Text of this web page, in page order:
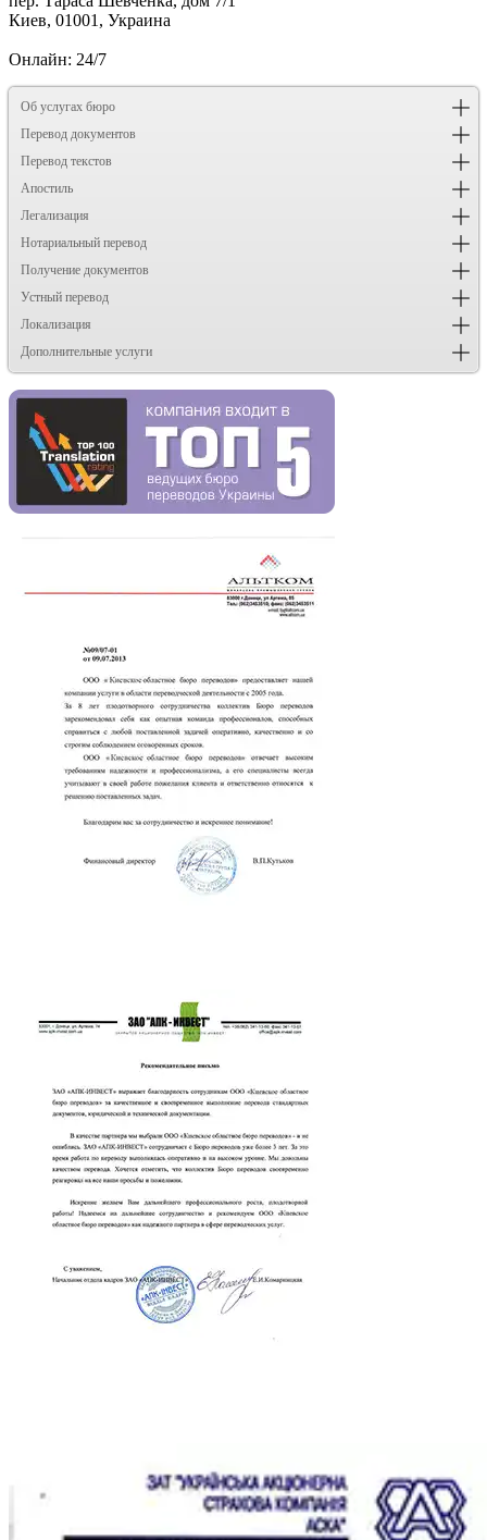
Киев, 01001, Украина
Онлайн: 24/7
Об услугах бюро
Перевод документов
Перевод текстов
Апостиль
Легализация
Нотариальный перевод
Получение документов
Устный перевод
Локализация
Дополнительные услуги